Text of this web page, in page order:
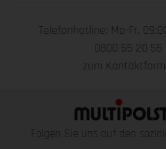
Telefonhotline: Mo-Fr,
0800 55 20 55
zum
Folgen Sie uns auf den